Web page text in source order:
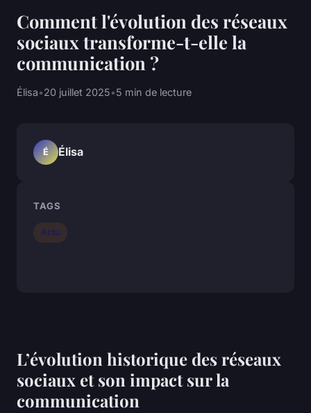
Comment l'évolution des réseaux
sociaux transforme-t-elle la
communication ?
Élisa•20 juillet 2025•5 min de lecture
L’évolution historique des réseaux
sociaux et son impact sur la
communication
É Élisa
TAGS
Actu